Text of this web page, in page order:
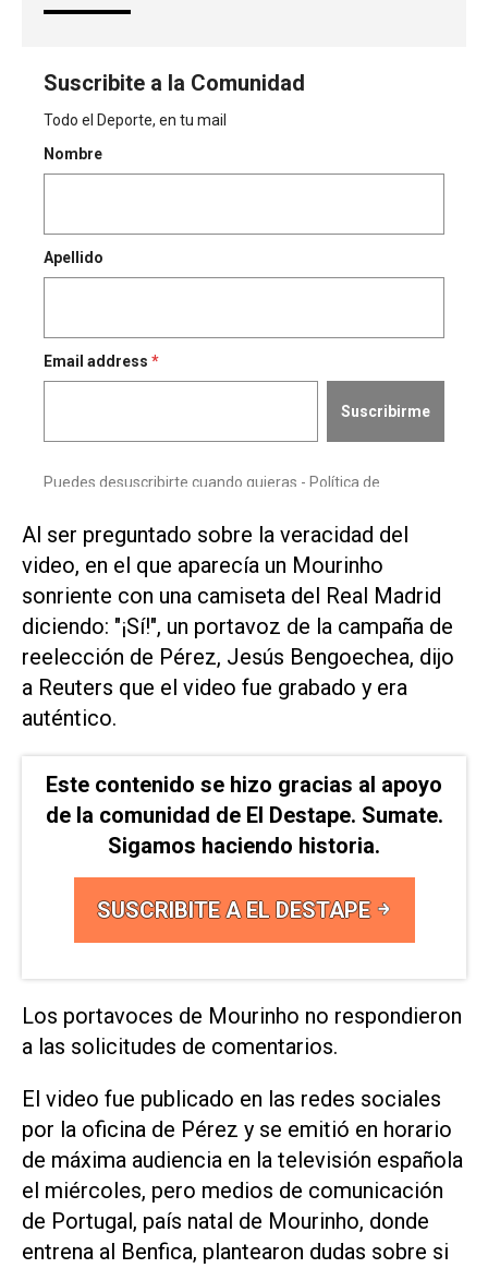
Al ser preguntado sobre la veracidad del
video, en el que aparecía un Mourinho
sonriente con una ​camiseta del Real Madrid
⁠diciendo: "¡Sí!", un portavoz de la campaña de
reelección de ‌Pérez, Jesús Bengoechea, dijo
a Reuters que el ⁠video fue grabado y era
auténtico.
Este contenido se hizo gracias al apoyo
de la comunidad de El Destape. Sumate.
Sigamos haciendo historia.
SUSCRIBITE A EL DESTAPE
Los ⁠portavoces de Mourinho no respondieron
a las solicitudes de comentarios.
El video fue publicado en las redes sociales
por la oficina de Pérez ⁠y se emitió en horario
de máxima audiencia en ​la televisión española
el miércoles, pero medios ‌de comunicación
de Portugal, país ‌natal de Mourinho, donde
entrena al Benfica, plantearon dudas sobre ⁠si